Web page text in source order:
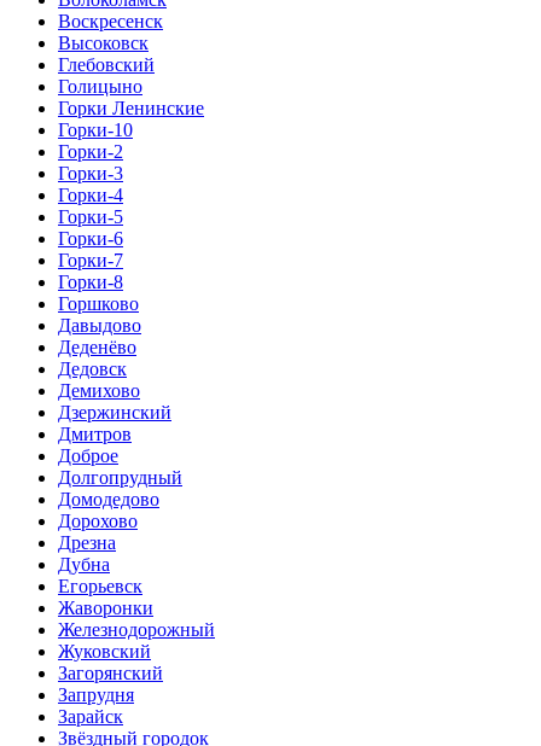
Воскресенск
Высоковск
Глебовский
Голицыно
Горки Ленинские
Горки-10
Горки-2
Горки-3
Горки-4
Горки-5
Горки-6
Горки-7
Горки-8
Горшково
Давыдово
Деденёво
Дедовск
Демихово
Дзержинский
Дмитров
Доброе
Долгопрудный
Домодедово
Дорохово
Дрезна
Дубна
Егорьевск
Жаворонки
Железнодорожный
Жуковский
Загорянский
Запрудня
Зарайск
Звёздный городок